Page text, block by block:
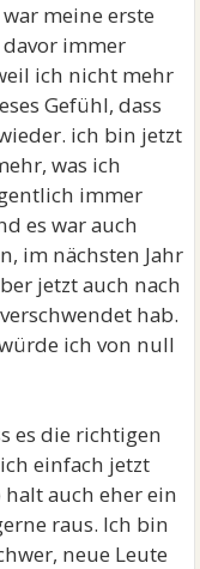
meine erste
immer
ich nicht mehr
Gefühl, dass
ich bin jetzt
was ich
immer
es war auch
im nächsten Jahr
jetzt auch nach
hab.
ich von null
es die richtigen
einfach jetzt
auch eher ein
raus. Ich bin
neue Leute